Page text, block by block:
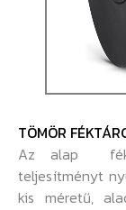
TÖMÖR
Az alap
teljesítményt
kis méretű,